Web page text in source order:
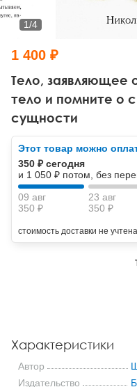
Тревожные
Психодрама
Другие направления
Классический,
НЛП
Психология труда и
Социальная психология
Социальная и
Классический и
Тело, заявляющее
тело и помните о
сущности
1/4
1 400 ₽
Этот товар можно
350 ₽ сегодня
и 1 050 ₽ потом, без
09 авг
350 ₽
23 авг
350 ₽
стоимость доставки не учтена
Характеристики
Автор
Издательство